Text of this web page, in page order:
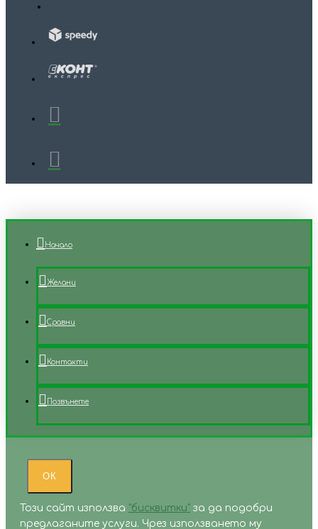
Начало
Желани
Сравни
Контакти
Позвънете
ОК
Този сайт използва "бисквитки" за да подобри
предлаганите услуги. Чрез използването му